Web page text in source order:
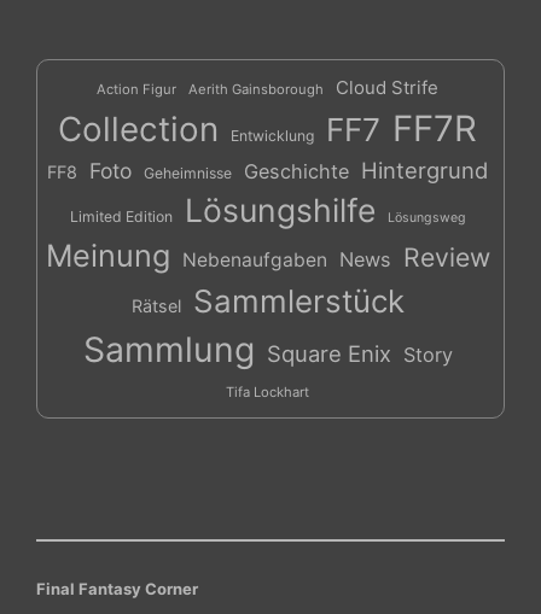
Action Figur Aerith Gainsborough Cloud Strife
Collection Entwicklung FF7 FF7R
FF8 Foto Geheimnisse Geschichte Hintergrund
Limited Edition Lösungshilfe Lösungsweg
Meinung Nebenaufgaben News Review
Rätsel Sammlerstück
Sammlung Square Enix Story
Tifa Lockhart
Final Fantasy Corner